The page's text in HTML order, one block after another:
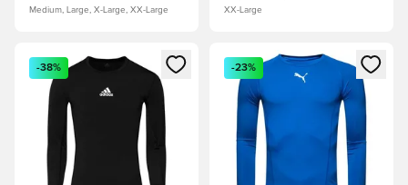
Medium, Large, X-Large, XX-Large XX-Large
Ανοίγει ένα Modal για να συνδεθείτε ή να εγγραφείτε ως
-38%
Ανοίγει ένα Modal για να
-23%